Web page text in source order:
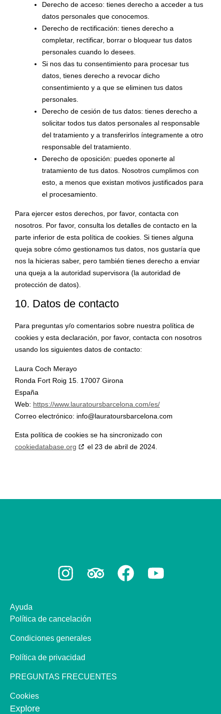
Derecho de acceso: tienes derecho a acceder a tus
datos personales que conocemos.
Derecho de rectificación: tienes derecho a
completar, rectificar, borrar o bloquear tus datos
personales cuando lo desees.
Si nos das tu consentimiento para procesar tus
datos, tienes derecho a revocar dicho
consentimiento y a que se eliminen tus datos
personales.
Derecho de cesión de tus datos: tienes derecho a
solicitar todos tus datos personales al responsable
del tratamiento y a transferirlos íntegramente a otro
responsable del tratamiento.
Derecho de oposición: puedes oponerte al
tratamiento de tus datos. Nosotros cumplimos con
esto, a menos que existan motivos justificados para
el procesamiento.
Para ejercer estos derechos, por favor, contacta con
nosotros. Por favor, consulta los detalles de contacto en la
parte inferior de esta política de cookies. Si tienes alguna
queja sobre cómo gestionamos tus datos, nos gustaría que
nos la hicieras saber, pero también tienes derecho a enviar
una queja a la autoridad supervisora (la autoridad de
protección de datos).
10. Datos de contacto
Para preguntas y/o comentarios sobre nuestra política de
cookies y esta declaración, por favor, contacta con nosotros
usando los siguientes datos de contacto:
Laura Coch Merayo
Ronda Fort Roig 15. 17007 Girona
España
Web: https://www.lauratoursbarcelona.com/es/
Correo electrónico: info@lauratoursbarcelona.com
Esta política de cookies se ha sincronizado con
cookiedatabase.org
el 23 de abril de 2024.
Ayuda
Política de cancelación
Condiciones generales
Política de privacidad
PREGUNTAS FRECUENTES
Cookies
Explore